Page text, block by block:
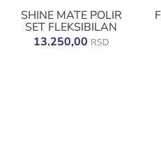
SHINE MATE POLIR
SET FLEKSIBILAN
13.250,00 RSD